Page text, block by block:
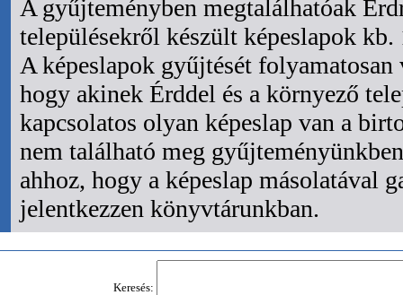
A gyűjteményben megtalálhatóak
településekről készült képeslapok
A képeslapok gyűjtését
hogy akinek Érddel és a környező
kapcsolatos olyan képeslap van a
nem található meg
ahhoz, hogy a képeslap másolatával
jelentkezzen könyvtárunkban.
Keresés: